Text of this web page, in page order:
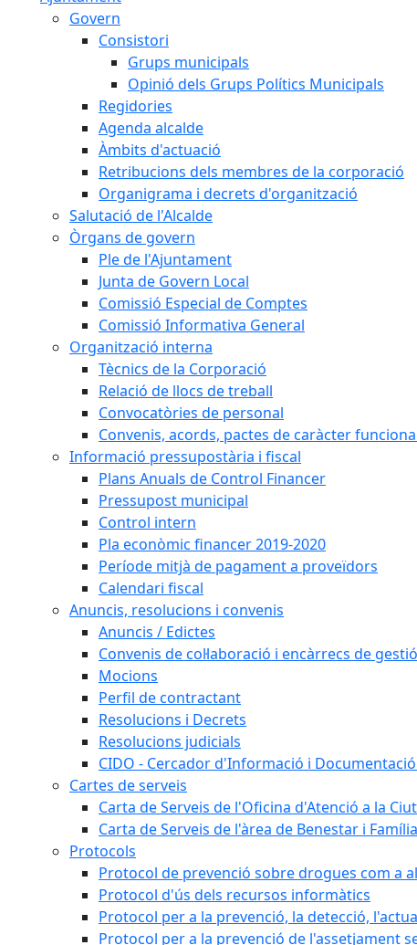
Govern
Consistori
Grups municipals
Opinió dels Grups Polítics Municipals
Regidories
Agenda alcalde
Àmbits d'actuació
Retribucions dels membres de la corporació
Organigrama i decrets d'organització
Salutació de l'Alcalde
Òrgans de govern
Ple de l'Ajuntament
Junta de Govern Local
Comissió Especial de Comptes
Comissió Informativa General
Organització interna
Tècnics de la Corporació
Relació de llocs de treball
Convocatòries de personal
Convenis, acords, pactes de caràcter
Informació pressupostària i fiscal
Plans Anuals de Control Financer
Pressupost municipal
Control intern
Pla econòmic financer 2019-2020
Període mitjà de pagament a proveïdors
Calendari fiscal
Anuncis, resolucions i convenis
Anuncis / Edictes
Convenis de col·laboració i encàrrecs de gestió
Mocions
Perfil de contractant
Resolucions i Decrets
Resolucions judicials
CIDO - Cercador d'Informació i
Cartes de serveis
Carta de Serveis de l'Oficina d'Atenció a la
Carta de Serveis de l'àrea de Benestar i Família
Protocols
Protocol de prevenció sobre drogues com a
Protocol d'ús dels recursos informàtics
Protocol per a la prevenció, la detecció,
Protocol per a la prevenció de l'assetjament